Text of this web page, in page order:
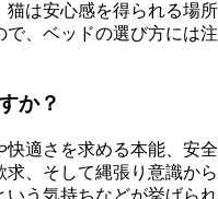
猫は安心感を得られる場所
、ベッドの選び方には注
か？
適さを求める本能、安全
、そして縄張り意識から
いう気持ちなどが挙げられ